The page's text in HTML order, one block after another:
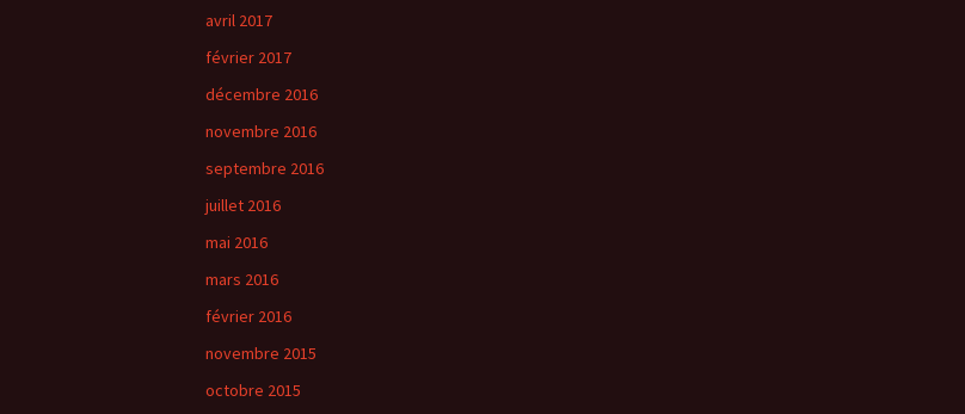
avril 2017
février 2017
décembre 2016
novembre 2016
septembre 2016
juillet 2016
mai 2016
mars 2016
février 2016
novembre 2015
octobre 2015